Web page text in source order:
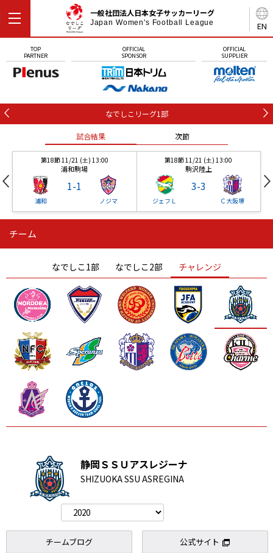
EN
一般社団法人日本女子サッカーリーグ
Japan Women's Football League
TOP
PARTNER
OFFICIAL
SPONSOR
OFFICIAL
SUPPLIER
なでしこリーグ1部
試合結果 次節
第18節 11/21 (土) 13:00
浦和駒場
浦和
1-1
ノジマ
第18節 11/21 (土) 13:00
駒沢陸上
ジェフＬ
3-3
Ｃ大阪堺
浦和駒場
浦和
1 -1
ノジマ
駒沢陸上
ジェフＬ
3 -3
Ｃ大阪堺
チーム
なでしこ1部 なでしこ2部 チャレンジ
静岡ＳＳＵアスレジーナ
SHIZUOKA SSU ASREGINA
チームブログ 公式サイト